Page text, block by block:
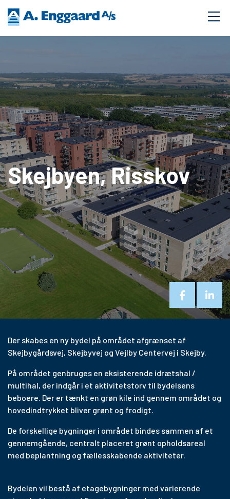
Skejbyen, Risskov
Der skabes en ny bydel på området afgrænset af
Skejbygårdsvej, Skejbyvej og Vejlby Centervej i Skejby.
På området genbruges en eksisterende idrætshal /
multihal, der indgår i et aktivitetstorv til bydelsens
beboere. Der er tænkt en grøn kile ind gennem området og
hovedindtrykket bliver grønt og frodigt.
De forskellige bygninger i området bindes sammen af et
gennemgående, centralt placeret grønt opholdsareal
med beplantning og fællesskabende aktiviteter.
Bydelen vil bestå af etagebygninger med varierende